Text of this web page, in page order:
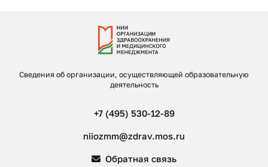
Сведения об организации, осуществляющей образовательную
деятельность
+7 (495) 530-12-89
niiozmm@zdrav.mos.ru
Обратная связь